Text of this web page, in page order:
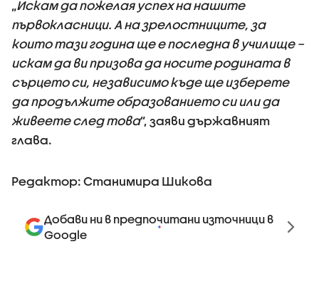
„Искам да пожелая успех на нашите
първокласници. А на зрелостниците, за
които тази година ще е последна в училище –
искам да ви призова да носите родината в
сърцето си, независимо къде ще изберете
да продължите образованието си или да
живеете след това”, заяви държавният
глава.
Редактор: Станимира Шикова
Добави ни в предпочитани източници в
Google